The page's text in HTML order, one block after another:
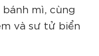
mì, cùng
và sư tử biển